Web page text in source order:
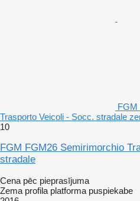
FGM
Trasporto Veicoli - Socc. stradale
10
FGM FGM26 Semirimorchio
stradale
Cena pēc pieprasījuma
Zema profila platforma puspiekabe